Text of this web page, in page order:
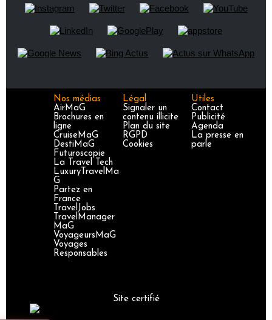
Nos médias
AirMaG
Brochures en
ligne
CruiseMaG
DestiMaG
Futuroscopie
La Travel Tech
LuxuryTravelMa
G
Partez en
France
TravelJobs
TravelManager
MaG
VoyageursMaG
Voyages
Responsables
Légal
Signaler un
contenu illicite
Plan du site
RGPD
Cookies
Utiles
Contact
Publicité
Agenda
La presse en
parle
Site certifié